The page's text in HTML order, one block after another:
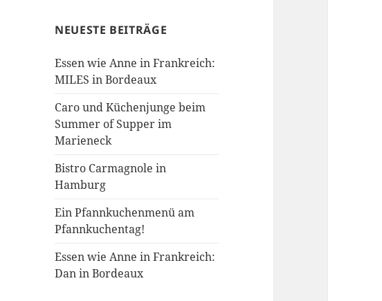
NEUESTE BEITRÄGE
Essen wie Anne in Frankreich:
MILES in Bordeaux
Caro und Küchenjunge beim
Summer of Supper im
Marieneck
Bistro Carmagnole in
Hamburg
Ein Pfannkuchenmenü am
Pfannkuchentag!
Essen wie Anne in Frankreich:
Dan in Bordeaux